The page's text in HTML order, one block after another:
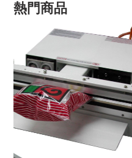
熱門商品
瞬熱式半自動手